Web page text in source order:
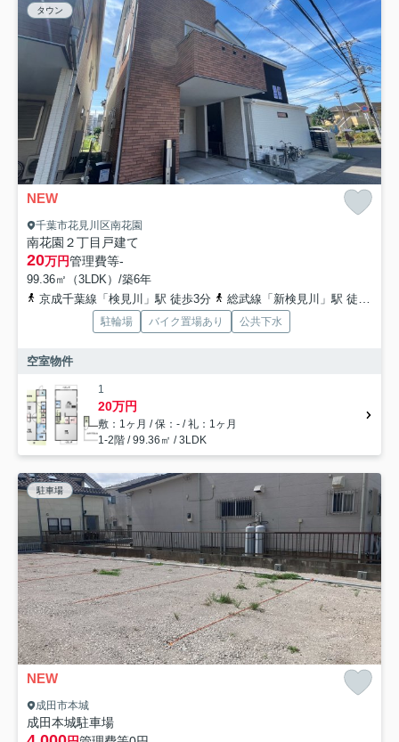
タウン
NEW
千葉市花見川区南花園
南花園２丁目戸建て
20万円管理費等-
99.36㎡（3LDK）/築6年
京成千葉線「検見川」駅 徒歩3分
総武線「新検見川」駅 徒歩6分
駐輪場 バイク置場あり 公共下水
空室物件
1
20万円
敷：1ヶ月 / 保：- / 礼：1ヶ月
1-2階 / 99.36㎡ / 3LDK
駐車場
NEW
成田市本城
成田本城駐車場